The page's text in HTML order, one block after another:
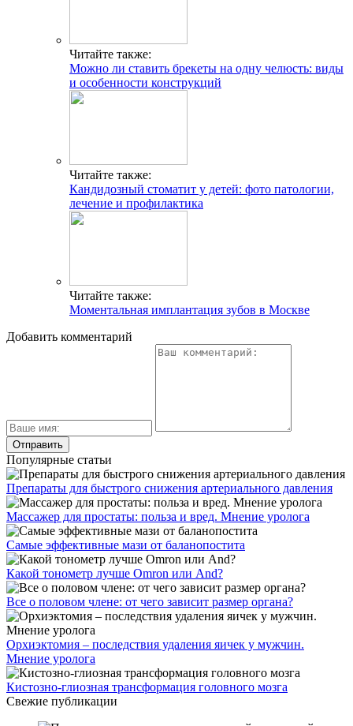
Читайте также:
Можно ли ставить брекеты на одну челюсть: виды
и особенности конструкций
Читайте также:
Кандидозный стоматит у детей: фото патологии,
лечение и профилактика
Читайте также:
Моментальная имплантация зубов в Москве
Добавить комментарий
Популярные статьи
Препараты для быстрого снижения артериального давления
Массажер для простаты: польза и вред. Мнение уролога
Самые эффективные мази от баланопостита
Какой тонометр лучше Omron или And?
Все о половом члене: от чего зависит размер органа?
Орхиэктомия – последствия удаления яичек у мужчин.
Мнение уролога
Кистозно-глиозная трансформация головного мозга
Свежие публикации